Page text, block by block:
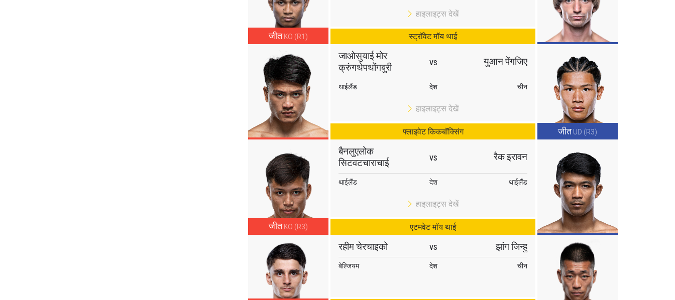
स्ट्रॉवेट मॉय थाई
जीत KO (R1)
हाइलाइट्स देखें
फ्लाइवेट किकबॉक्सिंग जीत UD (R3)
जाओसुयाई मोर
क्रुंगथेपथोंगबुरी
VS युआन पेंगजिए
थाईलैंड देश चीन
हाइलाइट्स देखें
एटमवेट मॉय थाई
जीत KO (R3)
बैनलुएलोक
सिटवटचाराचाई
VS रैक इरावन
थाईलैंड देश थाईलैंड
हाइलाइट्स देखें
रहीम चेरचाइको VS झांग जिन्हु
बेल्जियम देश चीन